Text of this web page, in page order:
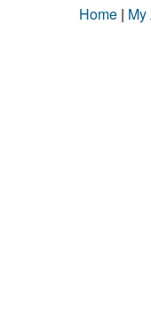
Home |